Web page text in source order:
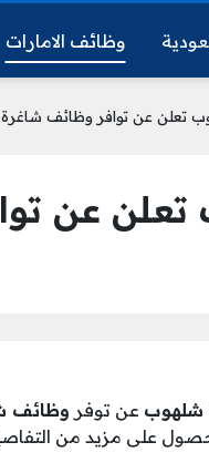
وظائف الامارات
تعلن عن توافر وظائف
عن
شلهوب عن توفر وظائف
على مزيد من